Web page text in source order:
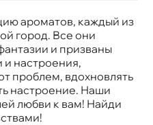
ароматов, каждый из
город. Все они
и призваны
и настроения,
проблем, вдохновлять
настроение. Наши
любви к вам! Найди